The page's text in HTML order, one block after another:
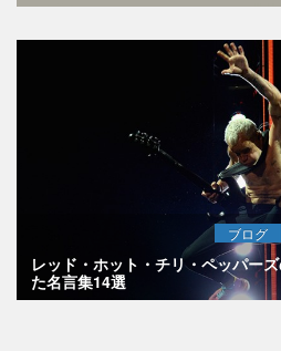
ブログ
レッド・ホット・チリ・ペッパー
た名言集14選